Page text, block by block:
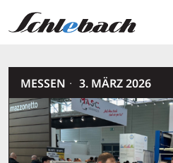
MESSEN · 3. MÄRZ 2026